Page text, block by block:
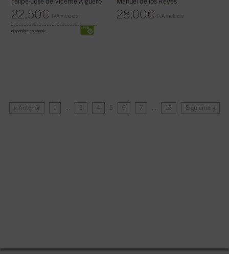
22,50€ IVA incluido
disponible en ebook:
28,00€ IVA incluido
« Anterior 1 … 3 4 5 6 7 … 12 Siguiente »